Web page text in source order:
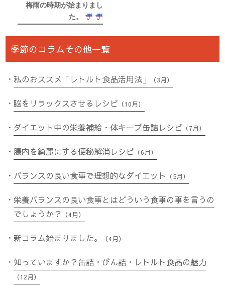
ビ
ゲ
ー
シ
ョ
ン
梅雨の時期が始まりまし
た。
季節のコラムその他一覧
私のおススメ「レトルト食品活用法」 （3月）
脳をリラックスさせるレシピ （10月）
ダイエット中の栄養補給・体キープ缶詰レシピ （7月）
腸内を綺麗にする便秘解消レシピ （6月）
バランスの良い食事で理想的なダイエット （5月）
栄養バランスの良い食事とはどういう食事の事を言うの
でしょうか？
（4月）
新コラム始まりました。 （4月）
知っていますか？缶詰・びん詰・レトルト食品の魅力
（12月）